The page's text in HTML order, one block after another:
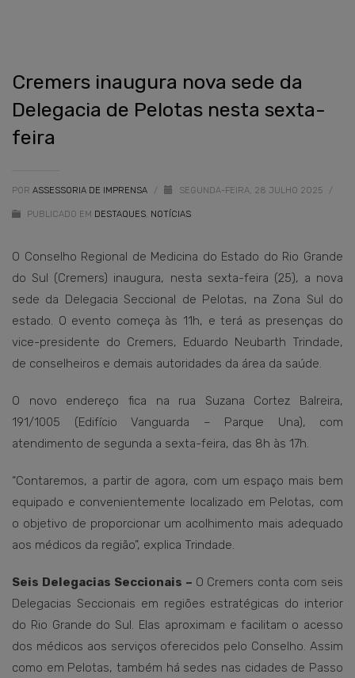
Cremers inaugura nova sede da
Delegacia de Pelotas nesta sexta-
feira
POR ASSESSORIA DE IMPRENSA / SEGUNDA-FEIRA, 28 JULHO 2025 /
PUBLICADO EM DESTAQUES, NOTÍCIAS
O Conselho Regional de Medicina do Estado do Rio Grande
do Sul (Cremers) inaugura, nesta sexta-feira (25), a nova
sede da Delegacia Seccional de Pelotas, na Zona Sul do
estado. O evento começa às 11h, e terá as presenças do
vice-presidente do Cremers, Eduardo Neubarth Trindade,
de conselheiros e demais autoridades da área da saúde.
O novo endereço fica na rua Suzana Cortez Balreira,
191/1005 (Edifício Vanguarda – Parque Una), com
atendimento de segunda a sexta-feira, das 8h às 17h.
“Contaremos, a partir de agora, com um espaço mais bem
equipado e convenientemente localizado em Pelotas, com
o objetivo de proporcionar um acolhimento mais adequado
aos médicos da região”, explica Trindade.
Seis Delegacias Seccionais – O Cremers conta com seis
Delegacias Seccionais em regiões estratégicas do interior
do Rio Grande do Sul. Elas aproximam e facilitam o acesso
dos médicos aos serviços oferecidos pelo Conselho. Assim
como em Pelotas, também há sedes nas cidades de Passo